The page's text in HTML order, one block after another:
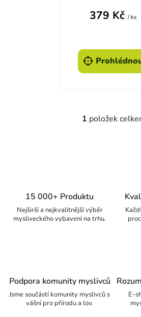
379 Kč / ks
1 položek
15 000+ Produktu
Nejširší a nejkvalitnější výběr
mysliveckého vybavení na trhu.
Podpora komunity myslivců
Jsme součástí komunity myslivců s
vášní pro přírodu a lov.
E-